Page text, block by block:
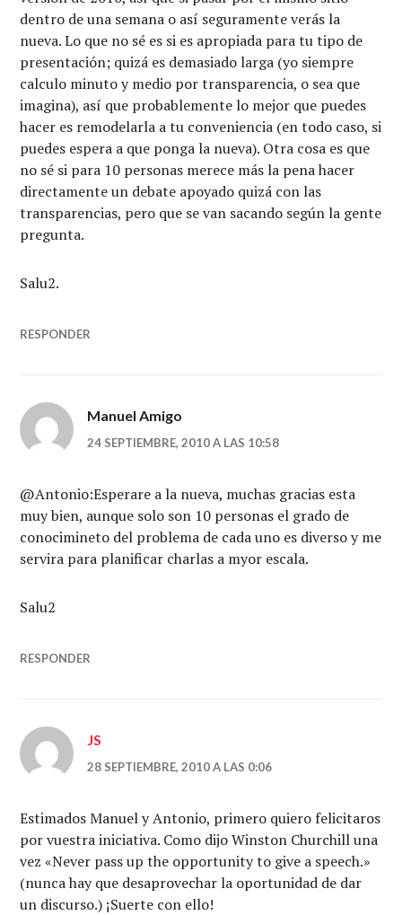
dentro de una semana o así seguramente verás la
nueva. Lo que no sé es si es apropiada para tu tipo de
presentación; quizá es demasiado larga (yo siempre
calculo minuto y medio por transparencia, o sea que
imagina), así que probablemente lo mejor que puedes
hacer es remodelarla a tu conveniencia (en todo caso, si
puedes espera a que ponga la nueva). Otra cosa es que
no sé si para 10 personas merece más la pena hacer
directamente un debate apoyado quizá con las
transparencias, pero que se van sacando según la gente
pregunta.
Salu2.
RESPONDER
Manuel Amigo
24 SEPTIEMBRE, 2010 A LAS 10:58
@Antonio:Esperare a la nueva, muchas gracias esta
muy bien, aunque solo son 10 personas el grado de
conocimineto del problema de cada uno es diverso y me
servira para planificar charlas a myor escala.
Salu2
RESPONDER
JS
28 SEPTIEMBRE, 2010 A LAS 0:06
Estimados Manuel y Antonio, primero quiero felicitaros
por vuestra iniciativa. Como dijo Winston Churchill una
vez «Never pass up the opportunity to give a speech.»
(nunca hay que desaprovechar la oportunidad de dar
un discurso.) ¡Suerte con ello!